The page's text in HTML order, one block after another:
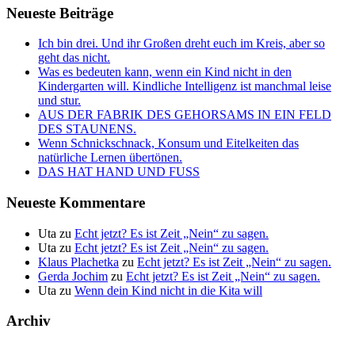
Neueste Beiträge
Ich bin drei. Und ihr Großen dreht euch im Kreis, aber so
geht das nicht.
Was es bedeuten kann, wenn ein Kind nicht in den
Kindergarten will. Kindliche Intelligenz ist manchmal leise
und stur.
AUS DER FABRIK DES GEHORSAMS IN EIN FELD
DES STAUNENS.
Wenn Schnickschnack, Konsum und Eitelkeiten das
natürliche Lernen übertönen.
DAS HAT HAND UND FUSS
Neueste Kommentare
Uta zu Echt jetzt? Es ist Zeit „Nein“ zu sagen.
Uta zu Echt jetzt? Es ist Zeit „Nein“ zu sagen.
Klaus Plachetka zu Echt jetzt? Es ist Zeit „Nein“ zu sagen.
Gerda Jochim zu Echt jetzt? Es ist Zeit „Nein“ zu sagen.
Uta zu Wenn dein Kind nicht in die Kita will
Archiv